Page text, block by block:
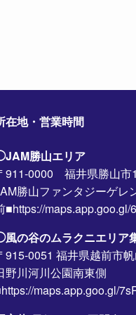
在地・営業時間
勝山エリア
911-0000 福井県勝山市
勝山ファンタジーゲレ
■https://
の谷のムラクニエリア
915-0051 福井県越前市
野川河川公園南東側
maps.app.goo.gl/